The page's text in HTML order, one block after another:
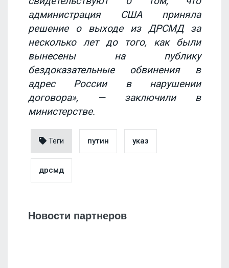
администрация США приняла
решение о выходе из ДРСМД за
несколько лет до того, как были
вынесены на публику
бездоказательные обвинения в
адрес России в нарушении
договора», — заключили в
министерстве.
Теги путин указ
дрсмд
Новости партнеров